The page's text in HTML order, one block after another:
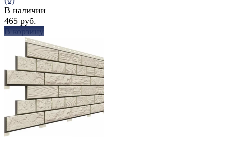
избранное сравнить
В наличии
465 руб.
В корзину